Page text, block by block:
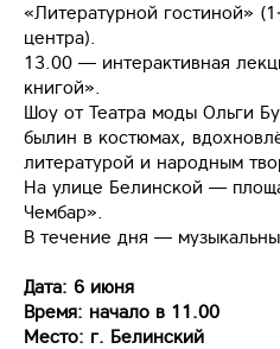
«Литературной гостиной»
центра).
13.00 — интерактивная
книгой».
Шоу от Театра моды Ольги
былин в костюмах,
литературой и народным
На улице Белинской —
Чембар».
В течение дня —
Дата: 6 июня
Время: начало в 11.00
Место: г. Белинский